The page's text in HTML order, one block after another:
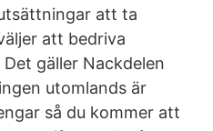
att ta
att bedriva
gäller Nackdelen
utomlands är
så du kommer att